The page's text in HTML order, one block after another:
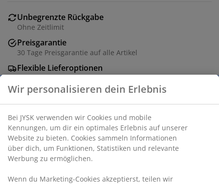
Unbegrenzte Rückgabe
Ohne Zeitlimit
Preisgarantie
30 Tage Preisgarantie auf alle Artikel
Flexible Lieferoptionen
Schnelle und unkomplizierte Lieferung
Schwarzer Bilderrahmen 30x40 cm aus MDF mit
leichter Kunststoffplatte.
Artikelnummer: 4912369